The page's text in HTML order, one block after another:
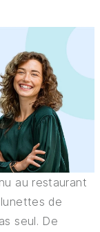
au restaurant
de
seul. De